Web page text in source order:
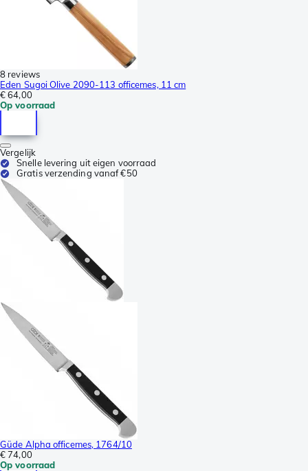
8 reviews
Eden Sugoi Olive 2090-113 officemes, 11 cm
€ 64,00
Op voorraad
Vergelijk
Snelle levering uit eigen voorraad
Gratis verzending vanaf €50
Güde Alpha officemes, 1764/10
€ 74,00
Op voorraad